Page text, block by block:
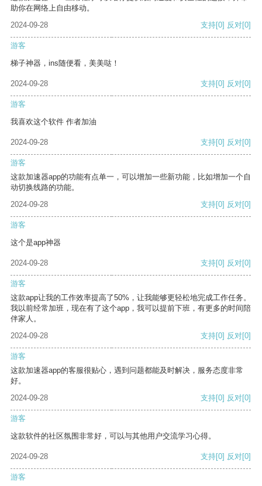
助你在网络上自由移动。
2024-09-28
支持[0] 反对[0]
游客
梯子神器，ins随便看，美美哒！
2024-09-28 支持[0] 反对[0]
游客
我喜欢这个软件 作者加油
2024-09-28 支持[0] 反对[0]
游客
这款加速器app的功能有点单一，可以增加一些新功能，比如增加一个自
动切换线路的功能。
2024-09-28
支持[0] 反对[0]
游客
这个是app神器
2024-09-28 支持[0] 反对[0]
游客
这款app让我的工作效率提高了50%，让我能够更轻松地完成工作任务。
我以前经常加班，现在有了这个app，我可以提前下班，有更多的时间陪
伴家人。
2024-09-28
支持[0] 反对[0]
游客
这款加速器app的客服很贴心，遇到问题都能及时解决，服务态度非常
好。
2024-09-28
支持[0] 反对[0]
游客
这款软件的社区氛围非常好，可以与其他用户交流学习心得。
2024-09-28 支持[0] 反对[0]
游客